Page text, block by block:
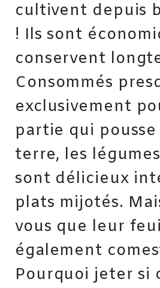
cultivent depuis
! Ils sont
conservent
Consommés
exclusivement
partie qui pousse
terre, les
sont délicieux
plats mijotés.
vous que leur
également
Pourquoi jeter si